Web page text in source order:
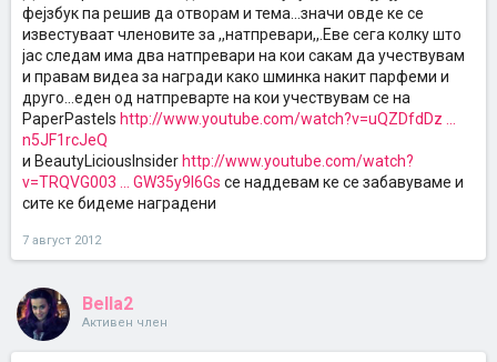
фејзбук па решив да отворам и тема...значи овде ке се
известуваат членовите за ,,натпревари,,.Еве сега колку што
јас следам има два натпревари на кои сакам да учествувам
и правам видеа за награди како шминка накит парфеми и
друго...еден од натпреварте на кои учествувам се на
PaperPastels http://www.youtube.com/watch?v=uQZDfdDz ...
n5JF1rcJeQ
и BeautyLiciousInsider http://www.youtube.com/watch?
v=TRQVG003 ... GW35y9I6Gs се наддевам ке се забавуваме и
сите ке бидеме наградени
7 август 2012
Bella2
Активен член